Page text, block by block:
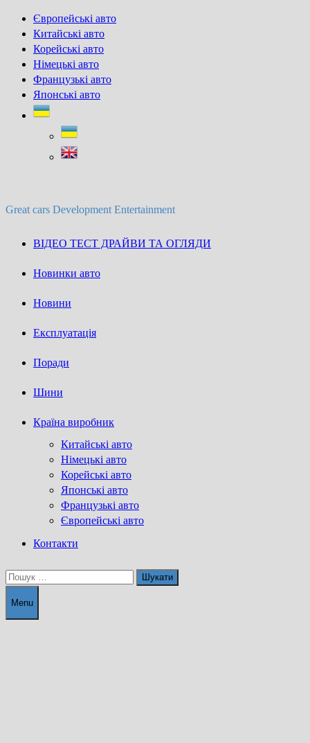
Skip
content
Європейські авто
Китайські авто
Корейські авто
Німецькі авто
Французькі авто
Японські авто
Great cars Development Entertainment
ВІДЕО ТЕСТ ДРАЙВИ ТА ОГЛЯДИ
Новинки авто
Новини
Експлуатація
Поради
Шини
Країна виробник
Китайські авто
Німецькі авто
Корейські авто
Японські авто
Французькі авто
Європейські авто
Контакти
Пошук:
Menu